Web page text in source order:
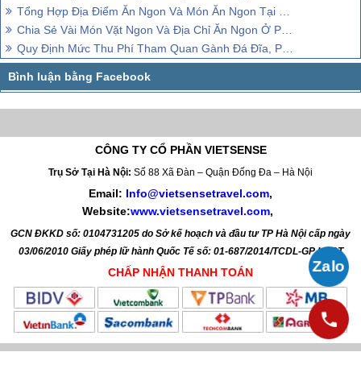
Tổng Hợp Địa Điểm Ăn Ngon Và Món Ăn Ngon Tại Phú Yên
Chia Sẻ Vài Món Vặt Ngon Và Địa Chỉ Ăn Ngon Ở Phú Yên
Quy Định Mức Thu Phí Tham Quan Gành Đá Đĩa, Phú Yên
CÔNG TY CỔ PHẦN VIETSENSE
Trụ Sở Tại Hà Nội: Số 88 Xã Đàn – Quận Đống Đa – Hà Nội
Email: Info@vietsensetravel.com,
Website:www.vietsensetravel.com,
GCN ĐKKD số: 0104731205 do Sở kế hoạch và đầu tư TP Hà Nội cấp ngày
03/06/2010 Giấy phép lữ hành Quốc Tế số: 01-687/2014/TCDL-GP LHQT
CHẤP NHẬN THANH TOÁN